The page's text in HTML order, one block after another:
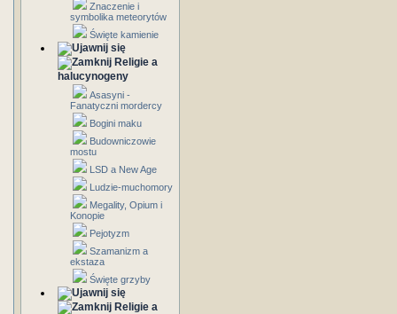
Znaczenie i
symbolika meteorytów
Święte kamienie
Religie a
halucynogeny
Asasyni -
Fanatyczni mordercy
Bogini maku
Budowniczowie
mostu
LSD a New Age
Ludzie-muchomory
Megality, Opium i
Konopie
Pejotyzm
Szamanizm a
ekstaza
Święte grzyby
Religie a